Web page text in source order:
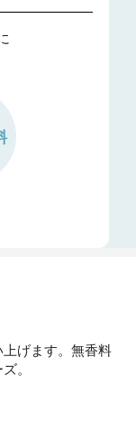
げます。無香料
。